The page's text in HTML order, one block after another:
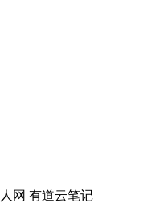
网 有道云笔记